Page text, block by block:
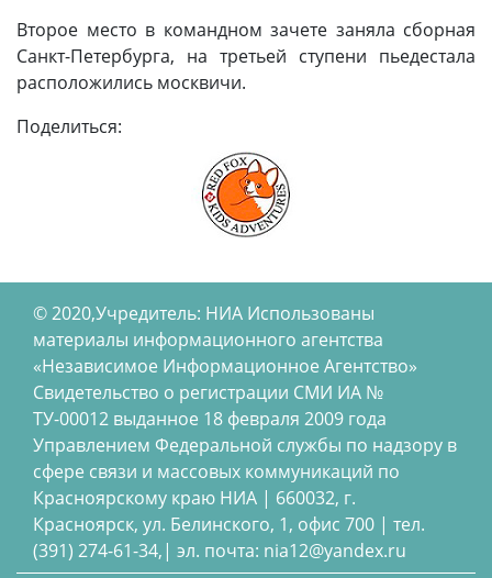
Второе место в командном зачете заняла сборная
Санкт-Петербурга, на третьей ступени пьедестала
расположились москвичи.
Поделиться:
© 2020,Учредитель: НИА Использованы
материалы информационного агентства
«Независимое Информационное Агентство»
Свидетельство о регистрации СМИ ИА №
ТУ-00012 выданное 18 февраля 2009 года
Управлением Федеральной службы по надзору в
сфере связи и массовых коммуникаций по
Красноярскому краю НИА | 660032, г.
Красноярск, ул. Белинского, 1, офис 700 | тел.
(391) 274-61-34,| эл. почта: nia12@yandex.ru